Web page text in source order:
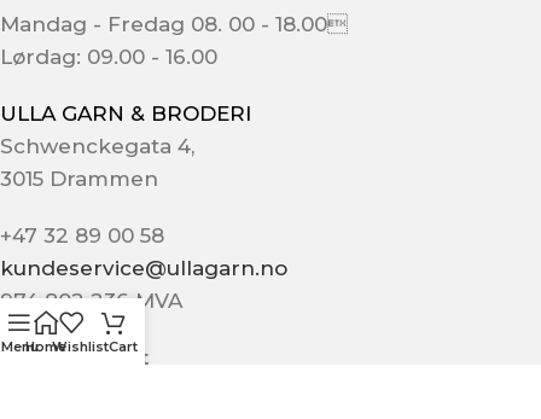
Mandag - Fredag 08. 00 - 18.00
Lørdag: 09.00 - 16.00
ULLA GARN & BRODERI
Schwenckegata 4,
3015 Drammen
+47 32 89 00 58
kundeservice@ullagarn.no
974 802 236 MVA
Administrativt
MenuHomeWishlistCart